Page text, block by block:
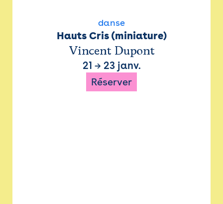
danse
Hauts Cris (miniature)
Vincent Dupont
21 → 23 janv.
Réserver